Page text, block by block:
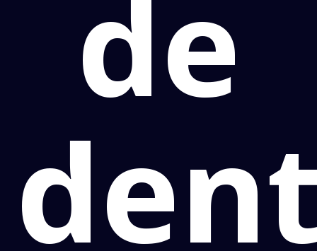
de